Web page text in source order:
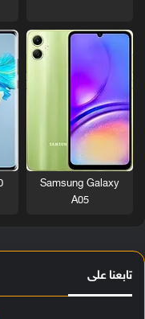
Samsung Galaxy
A05
تابعنا على